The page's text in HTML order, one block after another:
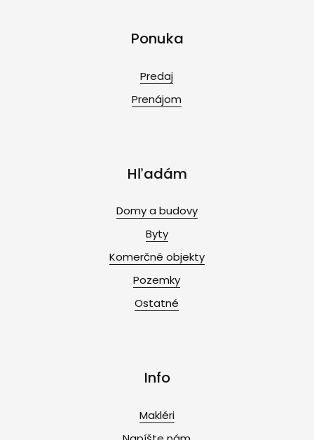
Ponuka
Predaj
Prenájom
Hľadám
Domy a budovy
Byty
Komerčné objekty
Pozemky
Ostatné
Info
Makléri